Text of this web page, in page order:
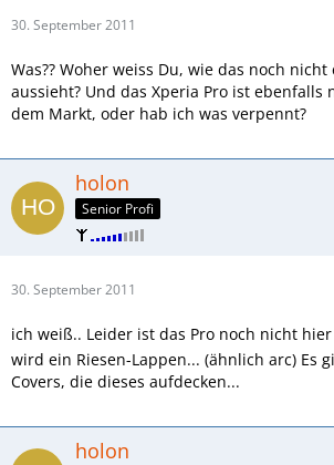
30. September 2011
Was?? Woher weiss Du, wie das noch
aussieht? Und das Xperia Pro ist ebenfalls
dem Markt, oder hab ich was verpennt?
holon
Senior Profi
30. September 2011
ich weiß.. Leider ist das Pro noch nicht hier
wird ein Riesen-Lappen... (ähnlich arc) Es
Covers, die dieses aufdecken...
holon